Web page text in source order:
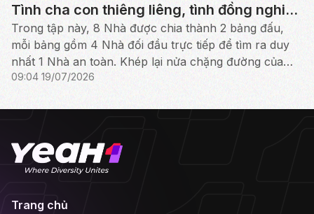
Tình cha con thiêng liêng, tình đồng nghiệp
chân thành hiện lên sân khấu
Trong tập này, 8 Nhà được chia thành 2 bảng đấu,
mỗi bảng gồm 4 Nhà đối đầu trực tiếp để tìm ra duy
nhất 1 Nhà an toàn. Khép lại nửa chặng đường của
Công diễn 1, bảng đấu “Bạch Mã” đã lộ diện kết quả.
09:04 19/07/2026
Trang chủ